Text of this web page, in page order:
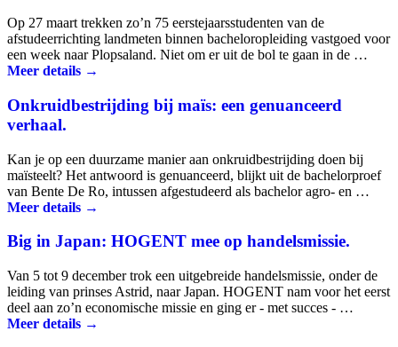
Op 27 maart trekken zo’n 75 eerstejaarsstudenten van de
afstudeerrichting landmeten binnen bacheloropleiding vastgoed voor
een week naar Plopsaland. Niet om er uit de bol te gaan in de …
Meer details →
Onkruidbestrijding bij maïs: een genuanceerd
verhaal.
Kan je op een duurzame manier aan onkruidbestrijding doen bij
maïsteelt? Het antwoord is genuanceerd, blijkt uit de bachelorproef
van Bente De Ro, intussen afgestudeerd als bachelor agro- en …
Meer details →
Big in Japan: HOGENT mee op handelsmissie.
Van 5 tot 9 december trok een uitgebreide handelsmissie, onder de
leiding van prinses Astrid, naar Japan. HOGENT nam voor het eerst
deel aan zo’n economische missie en ging er - met succes - …
Meer details →